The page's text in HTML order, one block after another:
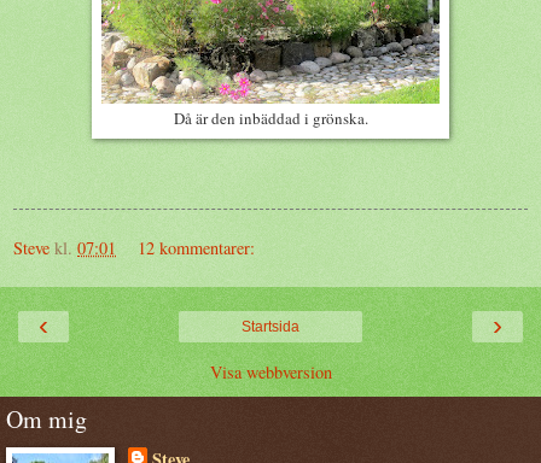
Då är den inbäddad i grönska.
Steve kl. 07:01 12 kommentarer:
‹ ›
Startsida
Visa webbversion
Om mig